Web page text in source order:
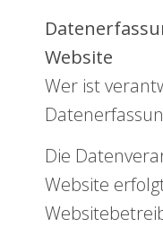
Website
Wer ist
Die
Website